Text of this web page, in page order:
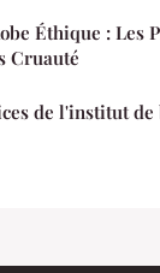
Éthique : Les
Cruauté
de l'institut de